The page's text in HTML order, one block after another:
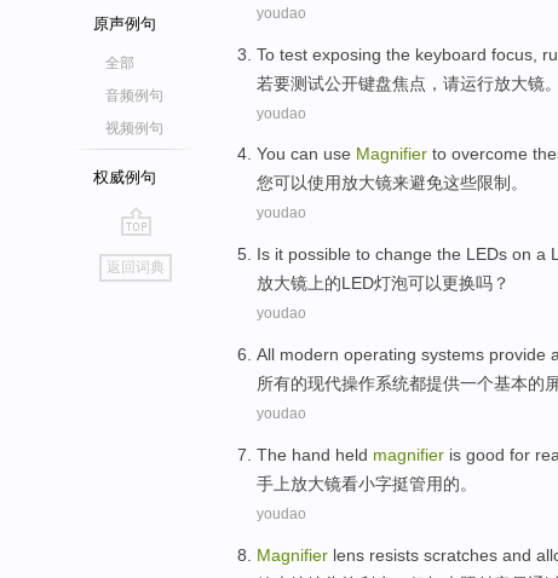
原声例句
全部
音频例句
视频例句
权威例句
go
top
返回词典
youdao
To test exposing the keyboard focus
若要测试公开键盘焦点 ，请运行放大镜。
youdao
You can use Magnifier to overcome
您可以使用放大镜来避免这些限制 。
youdao
Is it possible to change the LEDs on a
放大镜 上的LED灯泡可以更换吗？
youdao
All modern operating systems provide a
所有的现代操作系统都提供一个基本的
youdao
The hand held magnifier is good for
手上放大镜看小字挺管用的。
youdao
Magnifier lens resists scratches and